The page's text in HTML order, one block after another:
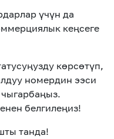
үчүн да
кеңсеге
көрсөтүп,
номердин ээси
белгилеңиз!
танда!